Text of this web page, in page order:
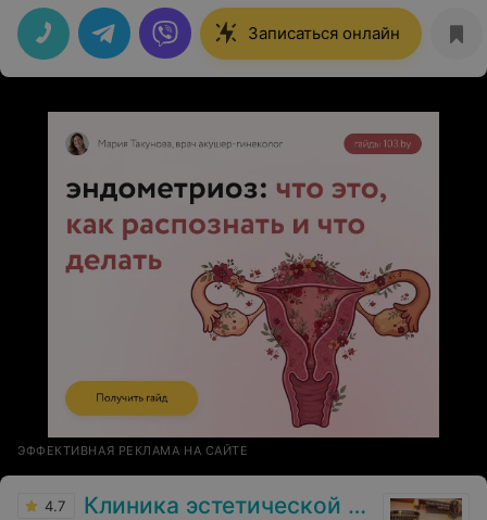
очень,неприятно, но выдержать можно. Площадь была
большая,на двух подошвах. Потом первые дни сложно
было ходить. Мне потребовалось 2 процедуры. Доктор
пояснил,что может меньше прижигать, но буду ходить
полгода)). В итоге имею гладкие и здоровые подошвы
Записаться онлайн
ЭФФЕКТИВНАЯ РЕКЛАМА НА САЙТЕ
4.7 Клиника эстетической хирургии и косметологии Чеслава Кушелевича